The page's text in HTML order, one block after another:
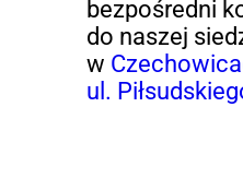
bezpośredni
do naszej
w
ul.